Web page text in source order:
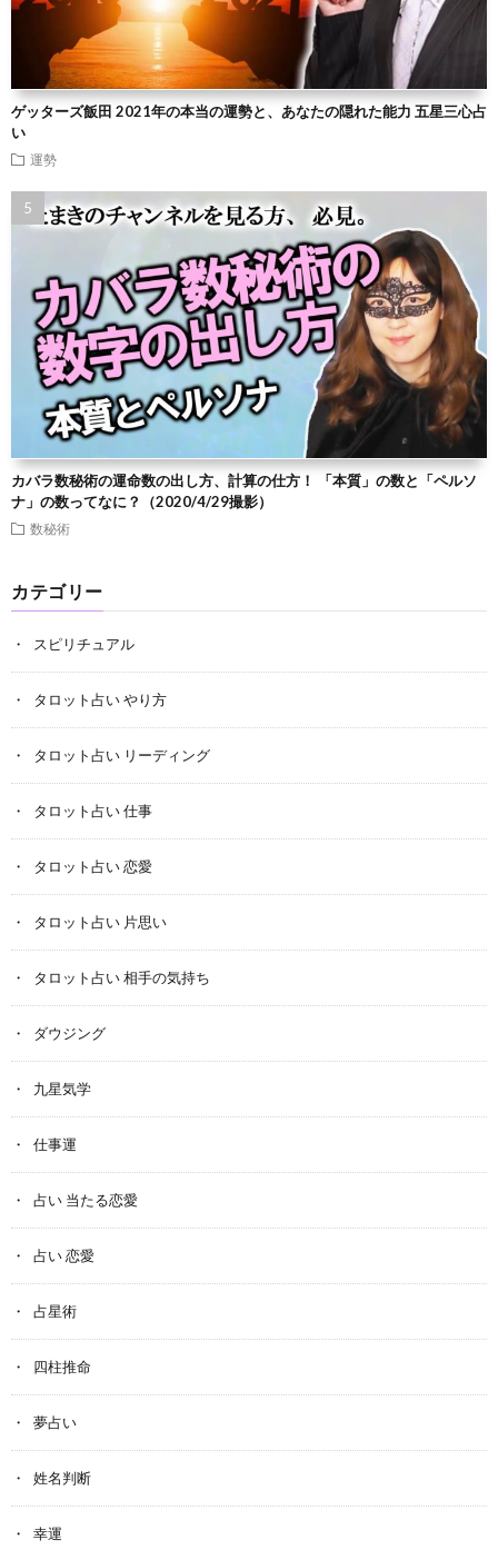
ゲッターズ飯田 2021年の本当の運勢と、あなたの隠れた能力 五星三心占
い
運勢
カバラ数秘術の運命数の出し方、計算の仕方！ 「本質」の数と「ペルソ
ナ」の数ってなに？（2020/4/29撮影）
数秘術
カテゴリー
スピリチュアル
タロット占い やり方
タロット占い リーディング
タロット占い 仕事
タロット占い 恋愛
タロット占い 片思い
タロット占い 相手の気持ち
ダウジング
九星気学
仕事運
占い 当たる恋愛
占い 恋愛
占星術
四柱推命
夢占い
姓名判断
幸運